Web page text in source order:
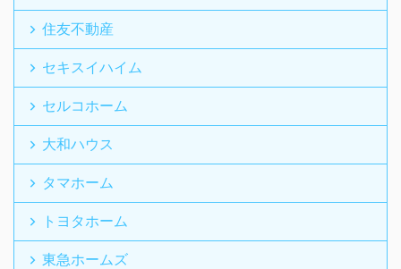
住友不動産
セキスイハイム
セルコホーム
大和ハウス
タマホーム
トヨタホーム
東急ホームズ